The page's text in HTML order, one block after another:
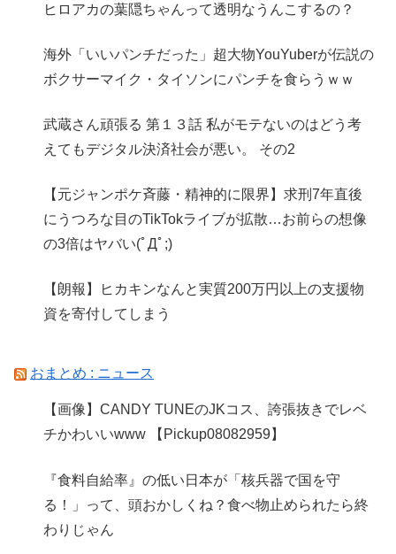
ヒロアカの葉隠ちゃんって透明なうんこするの？
海外「いいパンチだった」超大物YouYuberが伝説の
ボクサーマイク・タイソンにパンチを食らうｗｗ
武蔵さん頑張る 第１３話 私がモテないのはどう考
えてもデジタル決済社会が悪い。 その2
【元ジャンポケ斉藤・精神的に限界】求刑7年直後
にうつろな目のTikTokライブが拡散…お前らの想像
の3倍はヤバい(ﾟДﾟ;)
【朗報】ヒカキンなんと実質200万円以上の支援物
資を寄付してしまう
おまとめ : ニュース
【画像】CANDY TUNEのJKコス、誇張抜きでレベ
チかわいいwww 【Pickup08082959】
『食料自給率』の低い日本が「核兵器で国を守
る！」って、頭おかしくね？食べ物止められたら終
わりじゃん